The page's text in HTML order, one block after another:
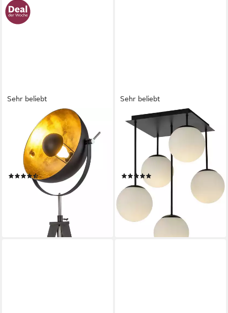
Sehr beliebt
OTTO HOME
Stehlampe Elenoire, ohne
Leuchtmittel, Höhe
verstellbar, schwarz /
goldfarben, Metallschirm Ø 40
cm
(434)
89,99 € UVP 319,00 €
nur bis Dienstag
lieferbar - in 2-3 Werktagen bei dir
Sehr beliebt
OTTO HOME
Deckenleuchte Nellin, ohne
Leuchtmittel, Deckenlampe
mit großen Glaskugeln,
amberfarben oder opal matt
weiß
118,99 € UVP170,95 €
lieferbar - in 2-3 Werktagen bei dir